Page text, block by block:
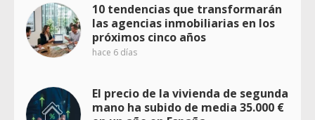
10 tendencias que transformarán
las agencias inmobiliarias en los
próximos cinco años
hace 6 días
El precio de la vivienda de segunda
mano ha subido de media 35.000 €